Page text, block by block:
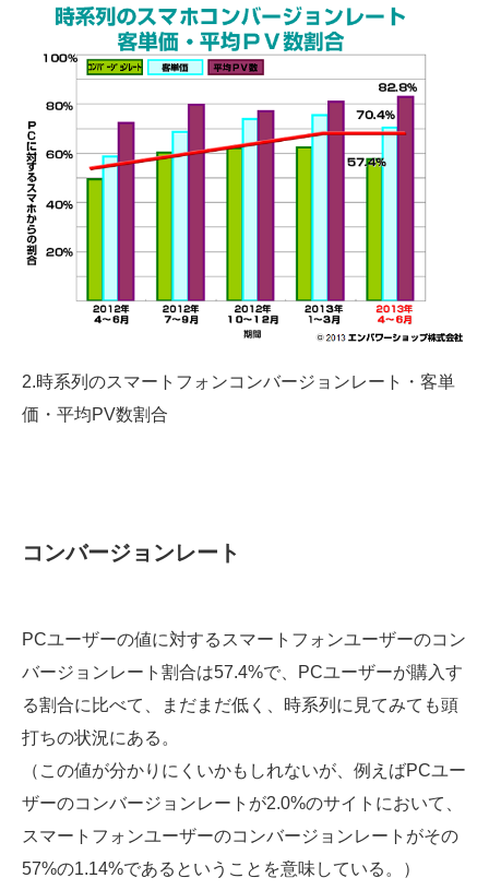
2.時系列のスマートフォンコンバージョンレート・客単
価・平均PV数割合
コンバージョンレート
PCユーザーの値に対するスマートフォンユーザーのコン
バージョンレート割合は57.4%で、PCユーザーが購入す
る割合に比べて、まだまだ低く、時系列に見てみても頭
打ちの状況にある。
（この値が分かりにくいかもしれないが、例えばPCユー
ザーのコンバージョンレートが2.0%のサイトにおいて、
スマートフォンユーザーのコンバージョンレートがその
57%の1.14%であるということを意味している。）